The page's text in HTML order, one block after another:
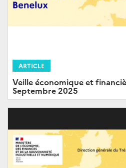
ARTICLE
Veille économique et
Septembre 2025